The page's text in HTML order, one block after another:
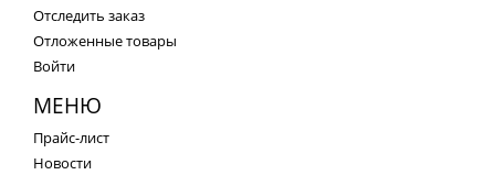
Отследить заказ
Отложенные товары
Войти
МЕНЮ
Прайс-лист
Новости